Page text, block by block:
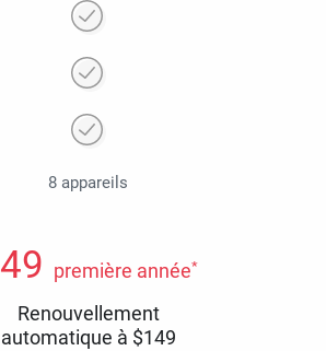
8 appareils
49 première année*
Renouvellement
automatique à $149